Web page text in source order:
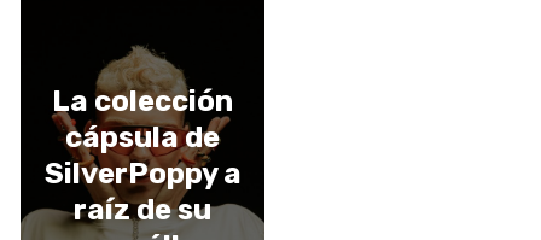
La colección
cápsula de
SilverPoppy a
raíz de su